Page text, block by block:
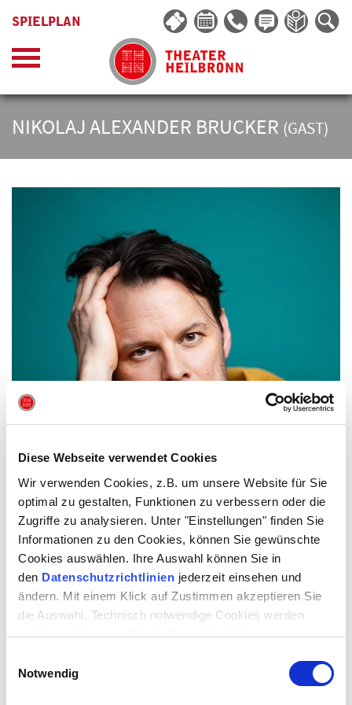
Diese Webseite verwendet Cookies
Wir verwenden Cookies, z.B. um unsere Website für Sie
optimal zu gestalten, Funktionen zu verbessern oder die
Zugriffe zu analysieren. Unter "Einstellungen" finden Sie
Informationen zu den Cookies, können Sie gewünschte
Cookies auswählen. Ihre Auswahl können Sie in
den Datenschutzrichtlinien jederzeit einsehen und
ändern. Mit einem Klick auf Zustimmen akzeptieren Sie
die Auswahl. Technisch notwendige Cookies werden
auch gesetzt, wenn Sie die Auswahl ablehnen.
Notwendig
SPIELPLAN
NIKOLAJ ALEXANDER BRUCKER (GAST)